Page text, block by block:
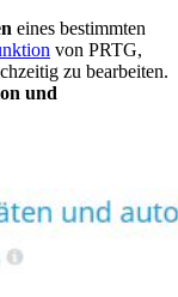
eines bestimmten
von PRTG,
zu bearbeiten.
und